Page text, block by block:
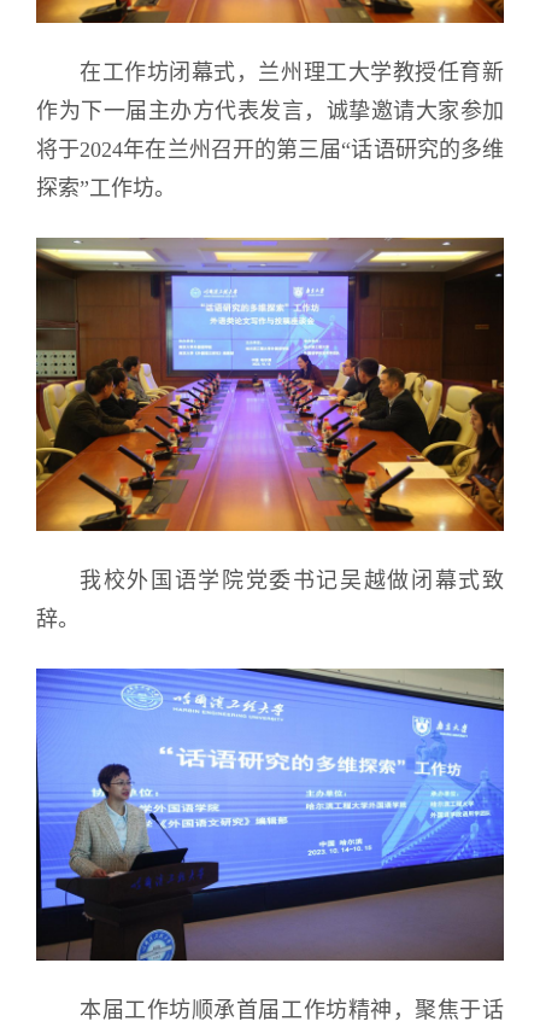
在工作坊闭幕式，兰州理工大学教授任育新
作为下一届主办方代表发言，诚挚邀请大家参加
将于2024年在兰州召开的第三届“话语研究的多维
探索”工作坊。
我校外国语学院党委书记吴越做闭幕式致
辞。
本届工作坊顺承首届工作坊精神，聚焦于话